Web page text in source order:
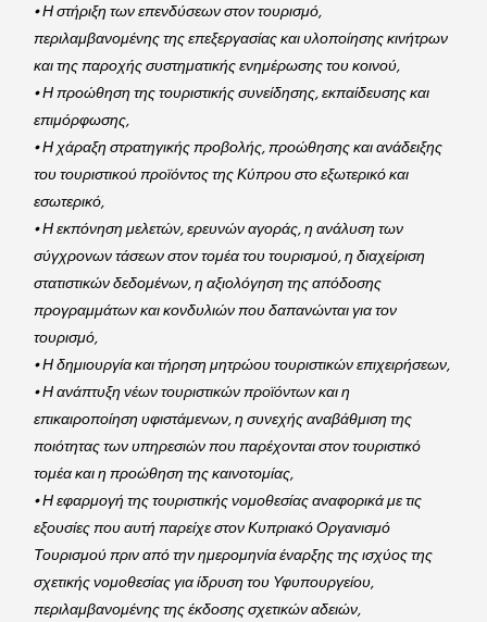
• Η στήριξη των επενδύσεων στον τουρισμό,
περιλαμβανομένης της επεξεργασίας και υλοποίησης κινήτρων
και της παροχής συστηματικής ενημέρωσης του κοινού,
• Η προώθηση της τουριστικής συνείδησης, εκπαίδευσης και
επιμόρφωσης,
• Η χάραξη στρατηγικής προβολής, προώθησης και ανάδειξης
του τουριστικού προϊόντος της Κύπρου στο εξωτερικό και
εσωτερικό,
• Η εκπόνηση μελετών, ερευνών αγοράς, η ανάλυση των
σύγχρονων τάσεων στον τομέα του τουρισμού, η διαχείριση
στατιστικών δεδομένων, η αξιολόγηση της απόδοσης
προγραμμάτων και κονδυλιών που δαπανώνται για τον
τουρισμό,
• Η δημιουργία και τήρηση μητρώου τουριστικών επιχειρήσεων,
• Η ανάπτυξη νέων τουριστικών προϊόντων και η
επικαιροποίηση υφιστάμενων, η συνεχής αναβάθμιση της
ποιότητας των υπηρεσιών που παρέχονται στον τουριστικό
τομέα και η προώθηση της καινοτομίας,
• Η εφαρμογή της τουριστικής νομοθεσίας αναφορικά με τις
εξουσίες που αυτή παρείχε στον Κυπριακό Οργανισμό
Τουρισμού πριν από την ημερομηνία έναρξης της ισχύος της
σχετικής νομοθεσίας για ίδρυση του Υφυπουργείου,
περιλαμβανομένης της έκδοσης σχετικών αδειών,